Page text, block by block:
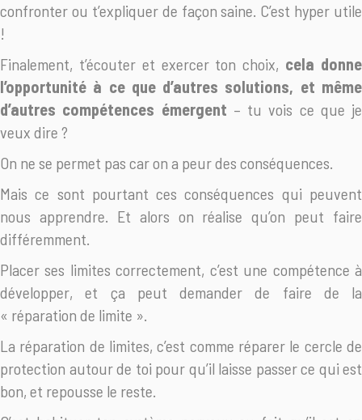
confronter ou t’expliquer de façon saine. C’est hyper utile
!
Finalement, t’écouter et exercer ton choix, cela donne
l’opportunité à ce que d’autres solutions, et même
d’autres compétences émergent – tu vois ce que je
veux dire ?
On ne se permet pas car on a peur des conséquences.
Mais ce sont pourtant ces conséquences qui peuvent
nous apprendre. Et alors on réalise qu’on peut faire
différemment.
Placer ses limites correctement, c’est une compétence à
développer, et ça peut demander de faire de la
« réparation de limite ».
La réparation de limites, c’est comme réparer le cercle de
protection autour de toi pour qu’il laisse passer ce qui est
bon, et repousse le reste.